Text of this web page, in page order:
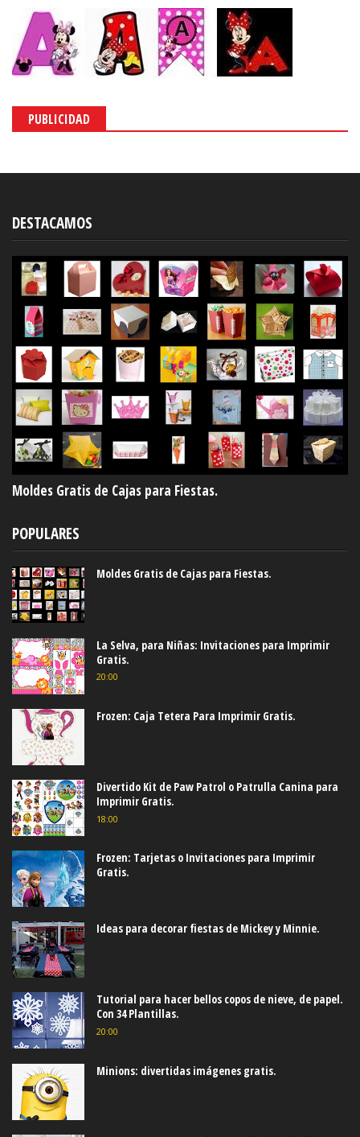
PUBLICIDAD
DESTACAMOS
Moldes Gratis de Cajas para Fiestas.
POPULARES
Moldes Gratis de Cajas para Fiestas.
La Selva, para Niñas: Invitaciones para Imprimir
Gratis.
20:00
Frozen: Caja Tetera Para Imprimir Gratis.
Divertido Kit de Paw Patrol o Patrulla Canina para
Imprimir Gratis.
18:00
Frozen: Tarjetas o Invitaciones para Imprimir
Gratis.
Ideas para decorar fiestas de Mickey y Minnie.
Tutorial para hacer bellos copos de nieve, de papel.
Con 34 Plantillas.
20:00
Minions: divertidas imágenes gratis.